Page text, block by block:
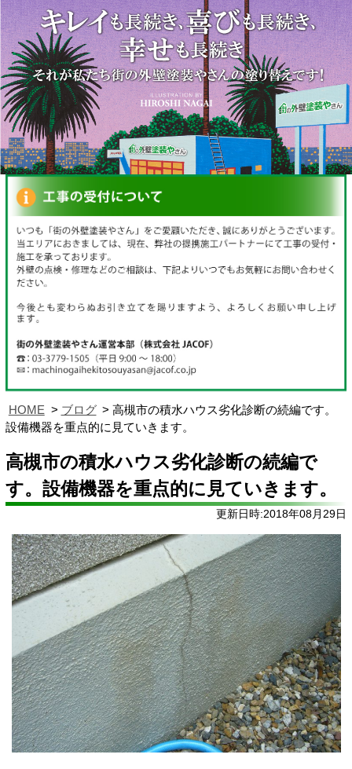
HOME ブログ
高槻市の積水ハウス劣化診断の続編です。
設備機器を重点的に見ていきます。
高槻市の積水ハウス劣化診断の続編で
す。設備機器を重点的に見ていきます。
更新日時:2018年08月29日